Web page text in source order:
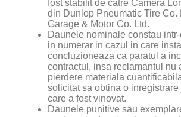
fost stabilit de catre Camera
din Dunlop Pneumatic Tire Co.
Garage & Motor Co. Ltd.
Daunele nominale constau
in numerar in cazul in care
concluzioneaza ca paratul a
contractul, insa reclamantul nu
pierdere materiala
solicitat sa obtina o
care a fost vinovat.
Daunele punitive sau